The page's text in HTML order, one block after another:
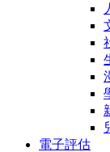
電子評估